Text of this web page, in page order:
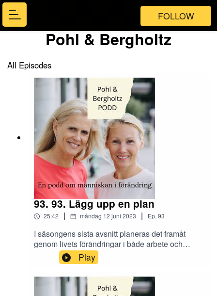
FOLLOW
Pohl & Bergholtz
All Episodes
93. 93. Lägg upp en plan
25:42 | måndag 12 juni 2023 | Ep.93
I säsongens sista avsnitt planeras det framåt
genom livets förändringar i både arbete och
privatliv. Tjejerna omfamnar utmaningarna och
ser fram emot att lägga upp en plan för framtiden.
Vad gör du för att planera framåt och hur
hanterar du förändringar?Skicka era tankar och
Play